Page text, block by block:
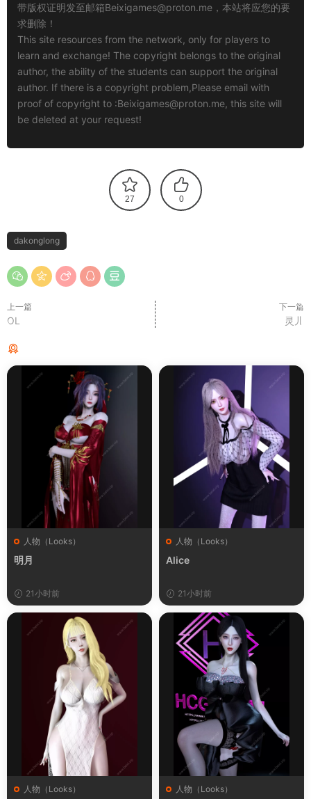
带版权证明发至邮箱Beixigames@proton.me ，本站将应您的要
求删除！
This site resources from the network, only for players to
learn and exchange! The copyright belongs to the original
author, the ability of the students can support the original
author. If there is a copyright problem,Please email with
proof of copyright to :Beixigames@proton.me, this site will
be deleted at your request!
27 0
dakonglong
上一篇
OL
下一篇
灵儿
人物（Looks）
明月
21小时前
人物（Looks）
Alice
21小时前
人物（Looks） 人物（Looks）